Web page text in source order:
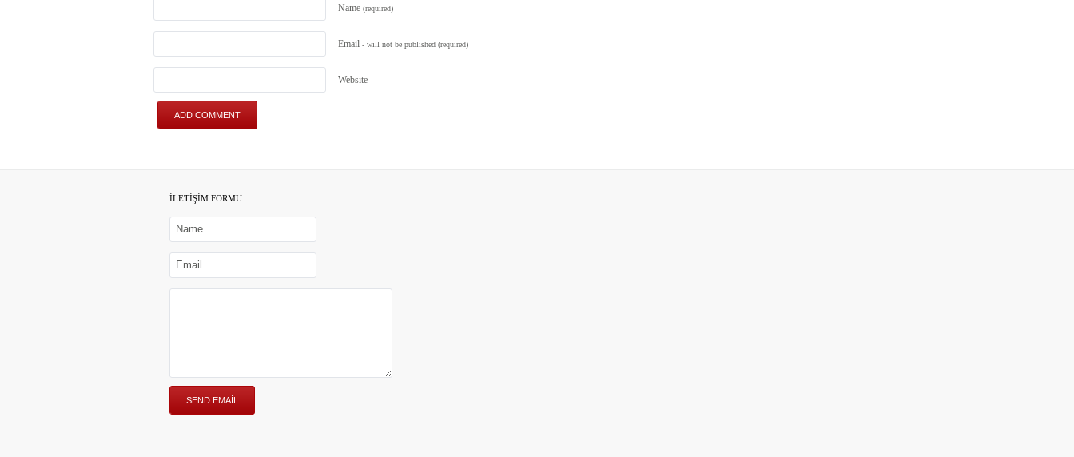
Name (required)
Email - will not be published (required)
Website
İLETİŞİM FORMU